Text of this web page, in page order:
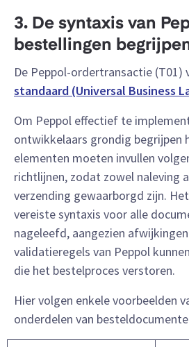
3. De syntaxis van
bestellingen
De Peppol-ordertransactie (T01)
standaard (Universal Business
Om Peppol effectief te
ontwikkelaars grondig begrijpen
elementen moeten invullen
richtlijnen, zodat zowel naleving
verzending gewaarborgd zijn.
vereiste syntaxis voor alle
nageleefd, aangezien
validatieregels van Peppol
die het bestelproces verstoren.
Hier volgen enkele voorbeelden
onderdelen van